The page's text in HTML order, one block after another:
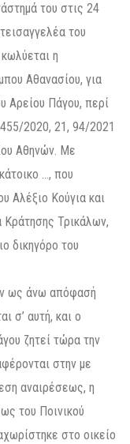
του στις 24
του
η
Αθανασίου, για
Αρείου Πάγου, περί
2020, 21, 94/2021
Αθηνών. Με
…, που
Αλέξιο Κούγια και
Κράτησης Τρικάλων,
δικηγόρο του
ως άνω απόφασή
σ’ αυτή, και ο
ζητεί τώρα την
στην με
αναιρέσεως, η
του Ποινικού
στο οικείο